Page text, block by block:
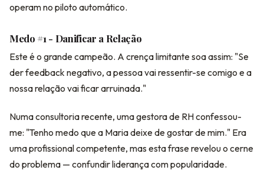
operam no piloto automático.
Medo #1 - Danificar a Relação
Este é o grande campeão. A crença limitante soa assim: "Se
der feedback negativo, a pessoa vai ressentir-se comigo e a
nossa relação vai ficar arruinada."
Numa consultoria recente, uma gestora de RH confessou-
me: "Tenho medo que a Maria deixe de gostar de mim." Era
uma profissional competente, mas esta frase revelou o cerne
do problema — confundir liderança com popularidade.